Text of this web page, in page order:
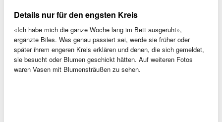
Details nur für den engsten Kreis
«Ich habe mich die ganze Woche lang im Bett ausgeruht»,
ergänzte Biles. Was genau passiert sei, werde sie früher oder
später ihrem engeren Kreis erklären und denen, die sich gemeldet,
sie besucht oder Blumen geschickt hätten. Auf weiteren Fotos
waren Vasen mit Blumensträußen zu sehen.